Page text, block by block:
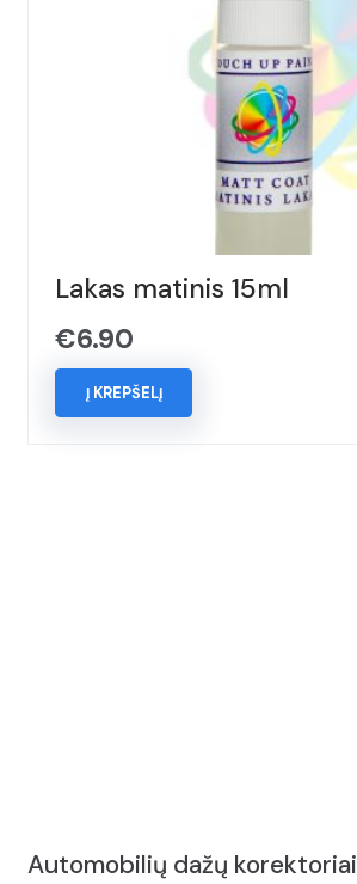
Lakas matinis 15ml
€6.90
Į KREPŠELĮ
Automobilių dažų korektoriai